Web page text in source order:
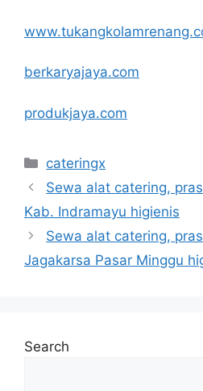
berkaryajaya.com
produkjaya.com
Categories
cateringx
Sewa alat catering,
Kab. Indramayu higienis
Sewa alat catering,
Jagakarsa Pasar Minggu
Search